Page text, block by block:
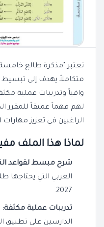
متكاملاً يهدف إلى تبسيط
وافياً وتدريبات عملية
لهم فهماً عميقاً للمقرر
الراغبين في تعزيز مهارات
لماذا هذا الملف
شرح مبسط لقواعد
العربي التي
2027.
تدريبات عملية مكثفة:
الدارسين على تطبيق